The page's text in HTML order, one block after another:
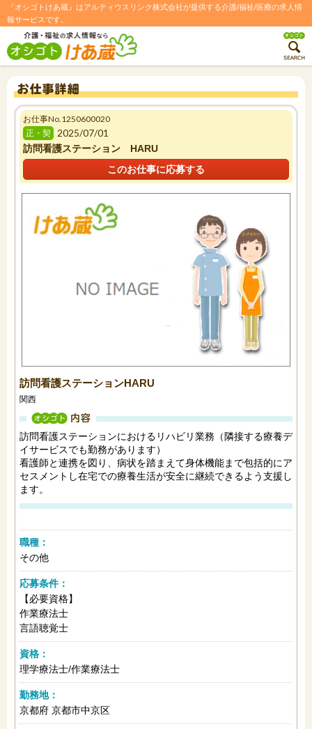
『オシゴトけあ蔵』はアルティウスリンク株式会社が提供する介護/福祉/医療の求人情
報サービスです。
お仕事詳細
お仕事No.1250600020
2025/07/01
正・契
訪問看護ステーション HARU
このお仕事に応募する
訪問看護ステーションHARU
関西
オシゴト内容
訪問看護ステーションにおけるリハビリ業務（隣接する療養デ
イサービスでも勤務があります）
看護師と連携を図り、病状を踏まえて身体機能まで包括的にア
セスメントし在宅での療養生活が安全に継続できるよう支援し
ます。
職種：
その他
応募条件：
【必要資格】
作業療法士
言語聴覚士
資格：
理学療法士/作業療法士
勤務地：
京都府 京都市中京区